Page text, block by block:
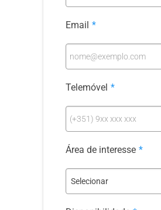
Email *
nome@exemplo.com
Telemóvel *
(+351) 9xx xxx xxx
Área de interesse *
Selecionar